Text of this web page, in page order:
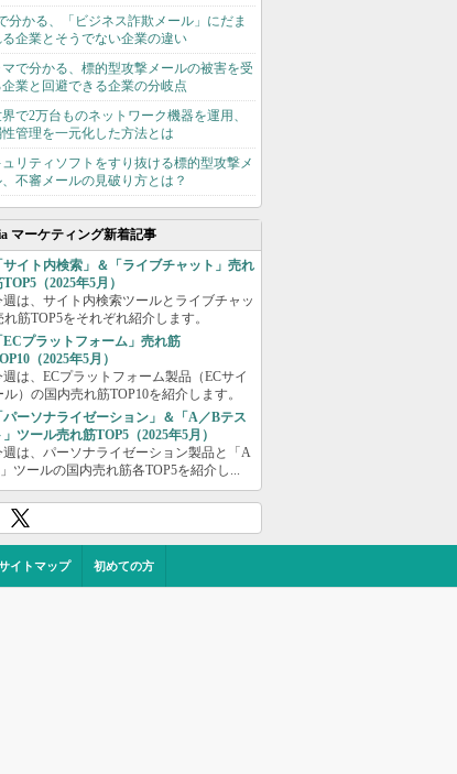
分かる、「ビジネス詐欺メール」にだま
る企業とそうでない企業の違い
マで分かる、標的型攻撃メールの被害を受
企業と回避できる企業の分岐点
で2万台ものネットワーク機器を運用、
性管理を一元化した方法とは
リティソフトをすり抜ける標的型攻撃メ
、不審メールの見破り方とは？
マーケティング新着記事
サイト内検索」＆「ライブチャット」売れ
（2025年5月）
週は、サイト内検索ツールとライブチャッ
れ筋TOP5をそれぞれ紹介します。
ECプラットフォーム」売れ筋
（2025年5月）
週は、ECプラットフォーム製品（ECサイ
ル）の国内売れ筋TOP10を紹介します。
パーソナライゼーション」＆「A／Bテス
」ツール売れ筋TOP5（2025年5月）
週は、パーソナライゼーション製品と「A
ツールの国内売れ筋各TOP5を紹介し...
イトマップ 初めての方